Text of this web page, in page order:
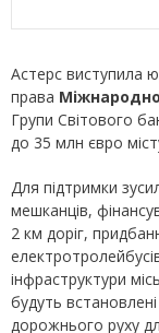
Астерс виступила
права
Групи Світового
до 35 млн євро
Для підтримки
мешканців,
2 км доріг,
інфраструктури
будуть
дорожнього руху